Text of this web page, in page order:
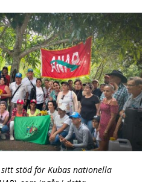
stöd för Kubas nationella